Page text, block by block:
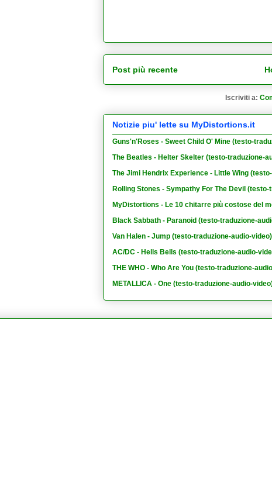
Post più recente
Iscriviti a:
Notizie piu' lette su MyDistortions.it
Guns'n'Roses - Sweet Child O' Mine (testo-
The Beatles - Helter Skelter (testo-traduzione-
The Jimi Hendrix Experience - Little Wing
Rolling Stones - Sympathy For The Devil
MyDistortions - Le 10 chitarre più costose del
Black Sabbath - Paranoid (testo-traduzione-
Van Halen - Jump (testo-traduzione-audio-video)
AC/DC - Hells Bells (testo-traduzione-audio-
THE WHO - Who Are You (testo-traduzione-
METALLICA - One (testo-traduzione-audio-